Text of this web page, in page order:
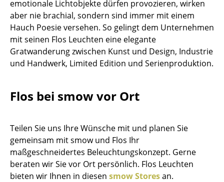
Tischleuchten
Schreibtischleuchten
Stehleuchten & Leseleuchten
Bodenleuchten
Outdoor-Leuchten
Akkuleuchten
... alle Leuchten
Betten
emotionale Lichtobjekte dürfen provozieren, wirken
aber nie brachial, sondern sind immer mit einem
Hauch Poesie versehen. So gelingt dem Unternehmen
mit seinen Flos Leuchten eine elegante
Gratwanderung zwischen Kunst und Design, Industrie
und Handwerk, Limited Edition und Serienproduktion.
Flos bei smow vor Ort
Teilen Sie uns Ihre Wünsche mit und planen Sie
gemeinsam mit smow und Flos Ihr
maßgeschneidertes Beleuchtungskonzept. Gerne
beraten wir Sie vor Ort persönlich. Flos Leuchten
bieten wir Ihnen in diesen smow Storesan.